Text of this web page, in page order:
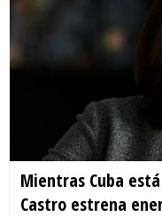
Mientras Cuba
Castro estrena